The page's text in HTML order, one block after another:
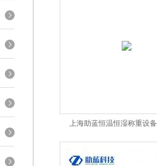
上海助蓝恒温恒湿称重设